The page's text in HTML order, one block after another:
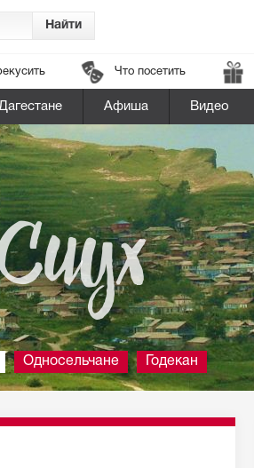
Что посетить
Афиша Видео
Односельчане Годекан